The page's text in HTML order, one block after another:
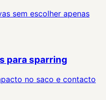
sem escolher apenas
para sparring
no saco e contacto